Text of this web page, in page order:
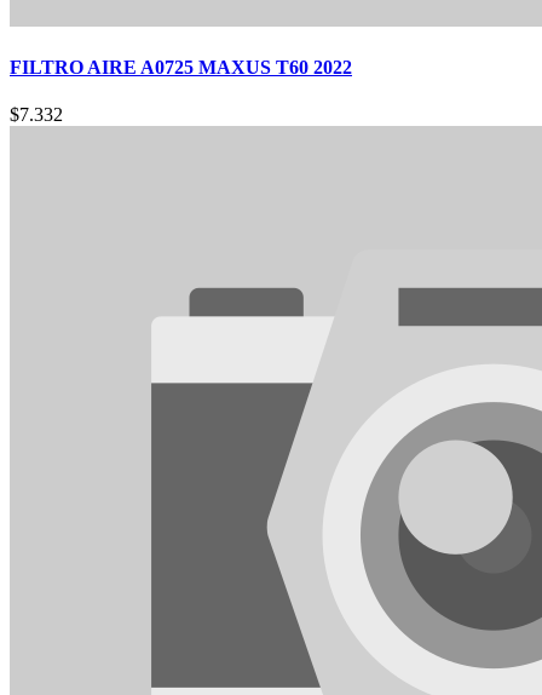
FILTRO AIRE A0725 MAXUS T60 2022
$7.332